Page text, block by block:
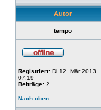
Autor
tempo
Registriert: Di 12. Mär 2013,
07:19
Beiträge: 2
Nach oben